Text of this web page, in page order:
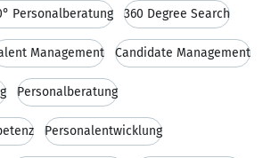
Personalberatung 360 Degree Search
Management Candidate Management
Personalberatung
Personalentwicklung